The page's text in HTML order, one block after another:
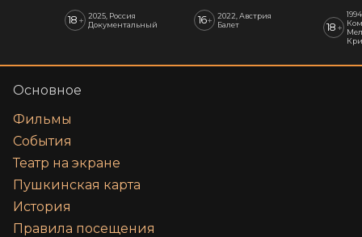
18 + 2025, Россия
Документальный
16+
2022, Австрия
Балет
18 +
Основное
Фильмы
События
Театр на экране
Пушкинская карта
История
Правила посещения